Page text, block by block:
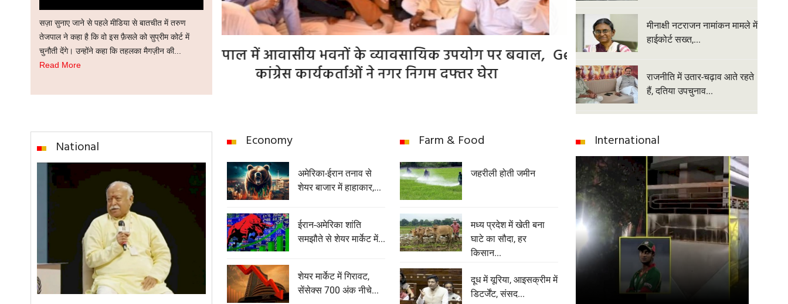
सज़ा सुनाए जाने से पहले मीडिया से बातचीत में तरुण
तेजपाल ने कहा है कि वो इस फ़ैसले को सुप्रीम कोर्ट में
चुनौती देंगे। उन्होंने कहा कि तहलका मैगज़ीन की...
Read More
के व्यावसायिक उपयोग पर बवाल,
ने नगर निगम दफ्तर घेरा
Gen Z हमारी पीढ़ी से ज्यादा ईमानदार और देशभक्त, हमें उनकी
बात समझनी चाहिए: मोहन भागवत
MP की सबसे बड़ी साइबर ठगी का
करोड़ की ठगी मामले में भाजपा
मीनाक्षी नटराजन नामांकन मामले में
हाईकोर्ट सख्त,...
राजनीति में उतार-चढ़ाव आते रहते
हैं, दतिया उपचुनाव...
National Economy
अमेरिका-ईरान तनाव से
शेयर बाजार में हाहाकार,...
ईरान-अमेरिका शांति
समझौते से शेयर मार्केट में...
शेयर मार्केट में गिरावट,
सेंसेक्‍स 700 अंक नीचे...
Farm & Food
जहरीली होती जमीन
मध्य प्रदेश में खेती बना
घाटे का सौदा, हर
किसान...
दूध में यूरिया, आइसक्रीम में
डिटर्जेंट, संसद...
International